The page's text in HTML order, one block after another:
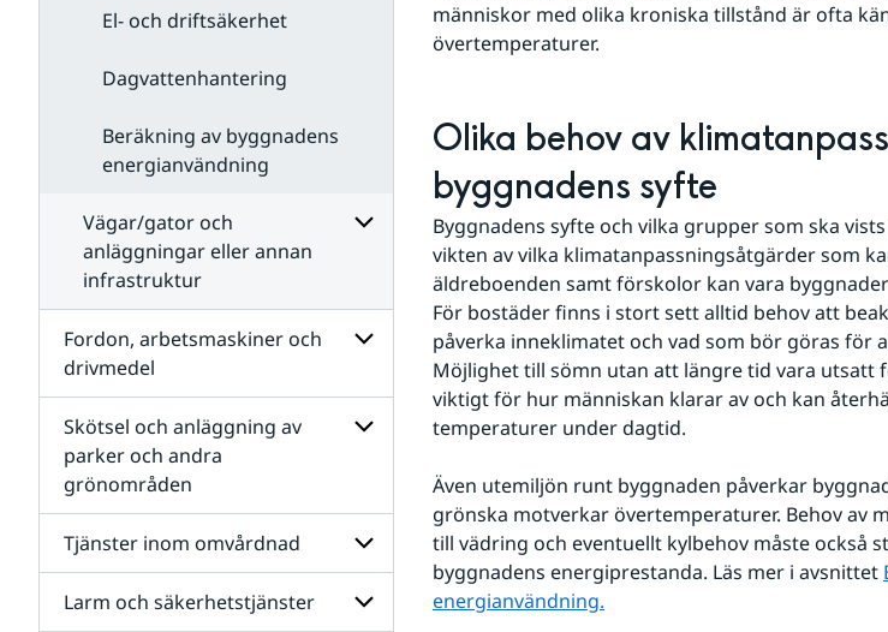
El- och driftsäkerhet
Dagvattenhantering
Beräkning av byggnadens
energianvändning
Vägar/gator och
anläggningar eller annan
infrastruktur
Undersidor
för
Vägar/gator
och
anläggningar
eller
annan
infrastruktur
Fordon, arbetsmaskiner och
drivmedel
Undersidor
för
arbetsmaskiner
drivmedel
Skötsel och anläggning av
parker och andra
grönområden
Undersidor
för
Skötsel
och
anläggning
av
Tjänster inom omvårdnad
Undersidor
Larm och säkerhetstjänster
människor med olika kroniska tillstånd är ofta
övertemperaturer.
Olika behov av
byggnadens syfte
Byggnadens syfte och vilka grupper som ska
vikten av vilka klimatanpassningsåtgärder som
äldreboenden samt förskolor kan vara
För bostäder finns i stort sett alltid behov att
påverka inneklimatet och vad som bör göras för
Möjlighet till sömn utan att längre tid vara utsatt
viktigt för hur människan klarar av och kan
temperaturer under dagtid.
Även utemiljön runt byggnaden påverkar
grönska motverkar övertemperaturer. Behov av
till vädring och eventuellt kylbehov måste också
byggnadens energiprestanda. Läs mer i avsnittet
energianvändning.